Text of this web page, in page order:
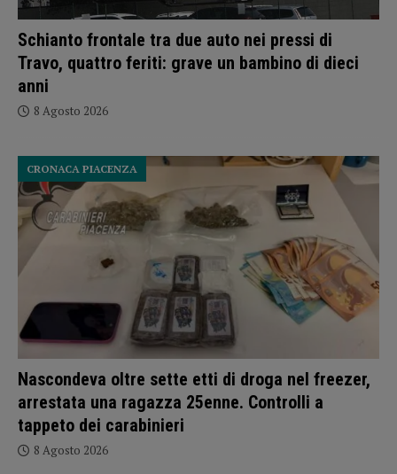
Schianto frontale tra due auto nei pressi di
Travo, quattro feriti: grave un bambino di dieci
anni
8 Agosto 2026
Nascondeva oltre sette etti di droga nel freezer,
arrestata una ragazza 25enne. Controlli a
tappeto dei carabinieri
CRONACA PIACENZA
8 Agosto 2026